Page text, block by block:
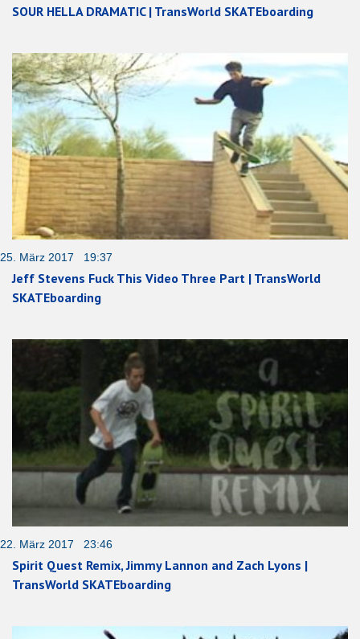
SOUR HELLA DRAMATIC | TransWorld SKATEboarding
25. März 2017 19:37
Jeff Stevens Fuck This Video Three Part | TransWorld
SKATEboarding
22. März 2017 23:46
Spirit Quest Remix, Jimmy Lannon and Zach Lyons |
TransWorld SKATEboarding